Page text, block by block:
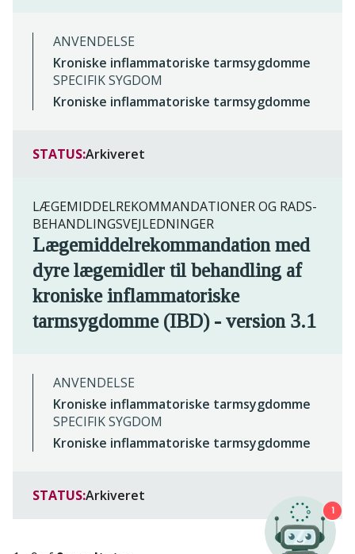
ANVENDELSE
Kroniske inflammatoriske tarmsygdomme
SPECIFIK SYGDOM
Kroniske inflammatoriske tarmsygdomme
STATUS:Arkiveret
LÆGEMIDDELREKOMMANDATIONER OG RADS-
BEHANDLINGSVEJLEDNINGER
Lægemiddelrekommandation med
dyre lægemidler til behandling af
kroniske inflammatoriske
tarmsygdomme (IBD) - version 3.1
ANVENDELSE
Kroniske inflammatoriske tarmsygdomme
SPECIFIK SYGDOM
Kroniske inflammatoriske tarmsygdomme
STATUS:Arkiveret
1